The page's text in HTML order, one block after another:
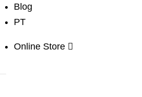
Blog
PT
Online Store